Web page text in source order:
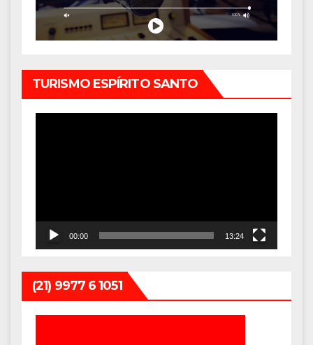
TURISMO ESPÍRITO SANTO
00:00 13:24
(21) 9977 6 1051